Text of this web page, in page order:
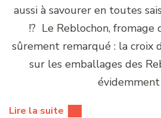
aussi à savourer en toutes
!? Le Reblochon, fromage
sûrement remarqué : la croix
sur les emballages des
Lire la suite